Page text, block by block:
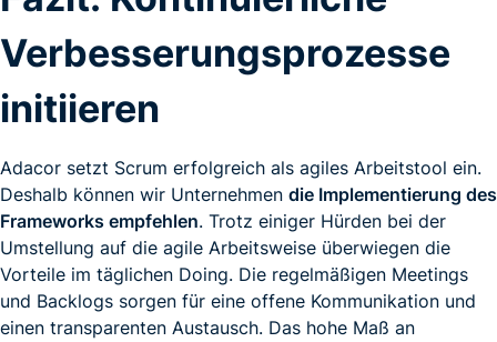
Verbesserungsprozesse
initiieren
Adacor setzt Scrum erfolgreich als agiles Arbeitstool ein.
Deshalb können wir Unternehmen die Implementierung des
Frameworks empfehlen. Trotz einiger Hürden bei der
Umstellung auf die agile Arbeitsweise überwiegen die
Vorteile im täglichen Doing. Die regelmäßigen Meetings
und Backlogs sorgen für eine offene Kommunikation und
einen transparenten Austausch. Das hohe Maß an